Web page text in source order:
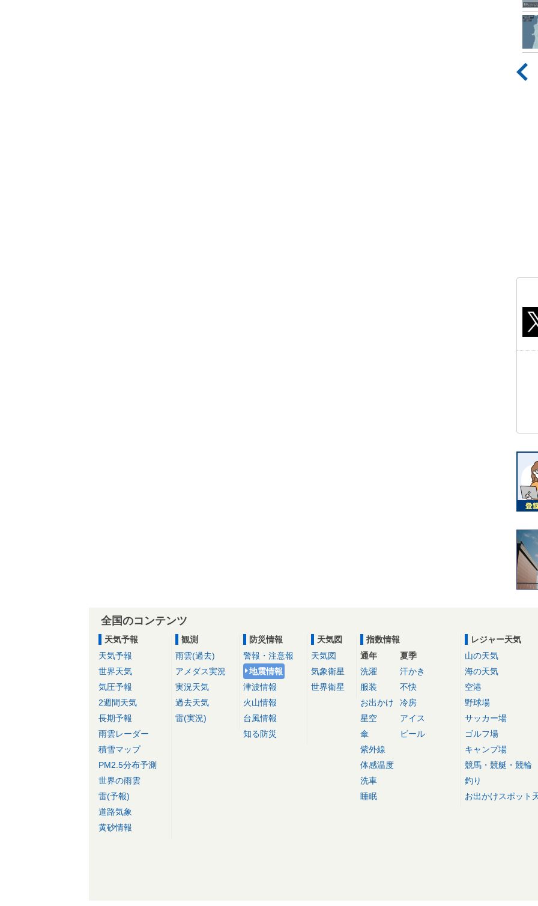
全国のコンテンツ
天気予報
天気予報
世界天気
気圧予報
2週間天気
長期予報
雨雲レーダー
積雪マップ
PM2.5分布予測
世界の雨雲
雷(予報)
道路気象
黄砂情報
観測
雨雲(過去)
アメダス実況
実況天気
過去天気
雷(実況)
防災情報
警報・注意報
地震情報
津波情報
火山情報
台風情報
知る防災
天気図
天気図
気象衛星
世界衛星
指数情報
通年
洗濯
服装
お出かけ
星空
傘
紫外線
体感温度
洗車
睡眠
夏季
汗かき
不快
冷房
アイス
ビール
レジャー天気
山の天気
海の天気
空港
野球場
サッカー場
ゴルフ場
キャンプ場
競馬・競艇・競輪
釣り
お出かけスポット